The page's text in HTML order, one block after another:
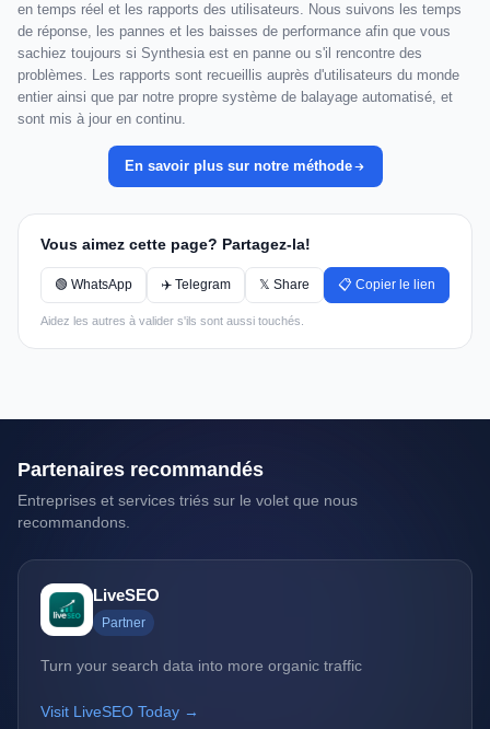
en temps réel et les rapports des utilisateurs. Nous suivons les temps
de réponse, les pannes et les baisses de performance afin que vous
sachiez toujours si Synthesia est en panne ou s'il rencontre des
problèmes. Les rapports sont recueillis auprès d'utilisateurs du monde
entier ainsi que par notre propre système de balayage automatisé, et
sont mis à jour en continu.
En savoir plus sur notre méthode
Vous aimez cette page? Partagez-la!
🟢 WhatsApp ✈️ Telegram 𝕏 Share 📋 Copier le lien
Aidez les autres à valider s'ils sont aussi touchés.
Partenaires recommandés
Entreprises et services triés sur le volet que nous
recommandons.
LiveSEO
Partner
Turn your search data into more organic traffic
Visit LiveSEO Today →